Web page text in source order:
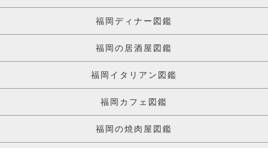
福岡ディナー図鑑
福岡の居酒屋図鑑
福岡イタリアン図鑑
福岡カフェ図鑑
福岡の焼肉屋図鑑